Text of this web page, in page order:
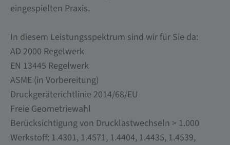
eingespielten Praxis.
In diesem Leistungsspektrum sind wir für Sie da:
AD 2000 Regelwerk
EN 13445 Regelwerk
ASME (in Vorbereitung)
Druckgeräterichtlinie 2014/68/EU
Freie Geometriewahl
Berücksichtigung von Drucklastwechseln > 1.000
Werkstoff: 1.4301, 1.4571, 1.4404, 1.4435, 1.4539,